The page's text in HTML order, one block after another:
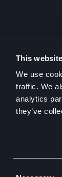
This
We use
traffic. We
analytics
they’ve